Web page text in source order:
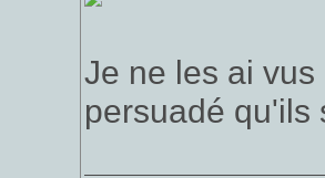
Je ne les ai
persuadé qu'ils